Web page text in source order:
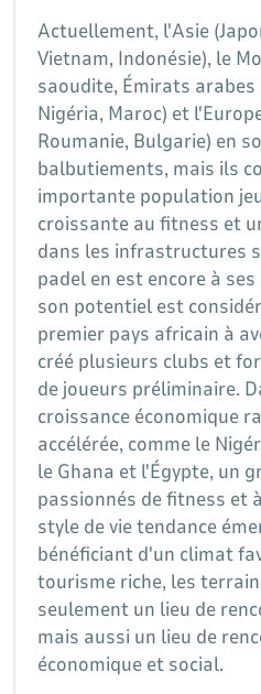
Actuellement, l'Asie
Vietnam, Indonésie), le
saoudite, Émirats arabes
Nigéria, Maroc) et
Roumanie, Bulgarie) en
balbutiements, mais ils
importante population
croissante au fitness et
dans les infrastructures
padel en est encore à
son potentiel est
premier pays africain à
créé plusieurs clubs et
de joueurs préliminaire.
croissance économique
accélérée, comme le
le Ghana et l'Égypte, un
passionnés de fitness et
style de vie tendance
bénéficiant d'un climat
tourisme riche, les
seulement un lieu de
mais aussi un lieu de
économique et social.